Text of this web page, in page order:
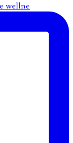
wellne